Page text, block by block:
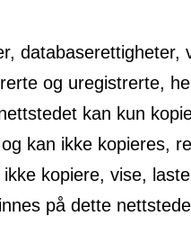
og uregistrerte,
kan kun
kan ikke kopieres,
kopiere, vise,
på dette